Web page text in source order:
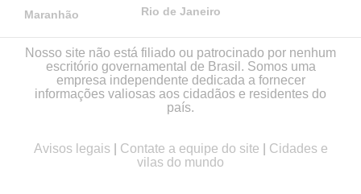
Maranhão
Rio de Janeiro
Nosso site não está filiado ou patrocinado por nenhum
escritório governamental de Brasil. Somos uma
empresa independente dedicada a fornecer
informações valiosas aos cidadãos e residentes do
país.
Avisos legais Contate a equipe do site
Cidades e
vilas do mundo